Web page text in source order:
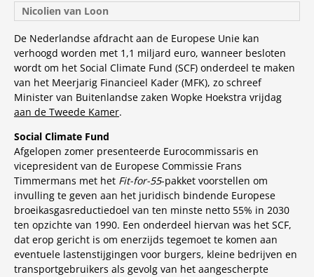
Nicolien van Loon
De Nederlandse afdracht aan de Europese Unie kan
verhoogd worden met 1,1 miljard euro, wanneer besloten
wordt om het Social Climate Fund (SCF) onderdeel te maken
van het Meerjarig Financieel Kader (MFK), zo schreef
Minister van Buitenlandse zaken Wopke Hoekstra vrijdag
aan de Tweede Kamer.
Social Climate Fund
Afgelopen zomer presenteerde Eurocommissaris en
vicepresident van de Europese Commissie Frans
Timmermans met het Fit-for-55-pakket voorstellen om
invulling te geven aan het juridisch bindende Europese
broeikasgasreductiedoel van ten minste netto 55% in 2030
ten opzichte van 1990. Een onderdeel hiervan was het SCF,
dat erop gericht is om enerzijds tegemoet te komen aan
eventuele lastenstijgingen voor burgers, kleine bedrijven en
transportgebruikers als gevolg van het aangescherpte